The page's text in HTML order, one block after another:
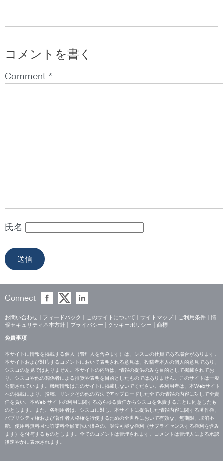
コメントを書く
Comment *
氏名
Connect
お問い合わせ フィードバック このサイトについて サイトマップ ご利用条件
情
報セキュリティ基本方針
プライバシー クッキーポリシー 商標
免責事項
本サイトに情報を掲載する個人（管理人を含みます）は、シスコの社員である場合があります。
本サイトおよび対応するコメントにおいて表明される意見は、投稿者本人の個人的意見であり、
シスコの意見ではありません。本サイトの内容は、情報の提供のみを目的として掲載されてお
り、シスコや他の関係者による推奨や表明を目的としたものではありません。このサイトは一般
公開されています。機密情報はこのサイトに掲載しないでください。各利用者は、本Webサイト
への掲載により、投稿、リンクその他の方法でアップロードした全ての情報の内容に対して全責
任を負い、本Web サイトの利用に関するあらゆる責任からシスコを免責することに同意したも
のとします。また、各利用者は、シスコに対し、本サイトに提供した情報内容に関する著作権、
パブリシティ権および著作者人格権を行使するための全世界において有効な、無期限、取消不
能、使用料無料且つ許諾料全額支払い済みの、譲渡可能な権利（サブライセンスする権利を含み
ます）を付与するものとします。全てのコメントは管理されます。コメントは管理人による承認
後速やかに表示されます。